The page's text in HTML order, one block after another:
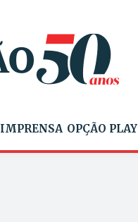
IMPRENSA OPÇÃO PLAY